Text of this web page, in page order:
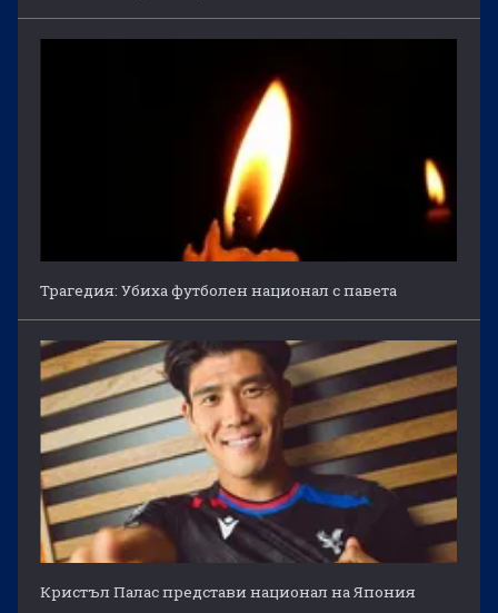
Трагедия: Убиха футболен национал с павета
Кристъл Палас представи национал на Япония